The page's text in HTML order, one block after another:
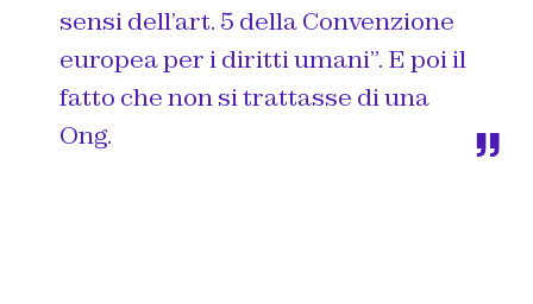
sensi dell’art. 5 della Convenzione
europea per i diritti umani”. E poi il
fatto che non si trattasse di una
Ong.